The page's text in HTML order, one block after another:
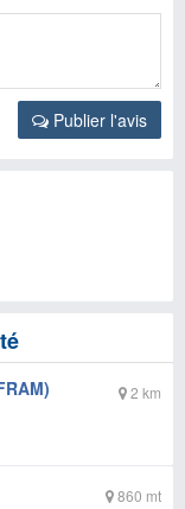
Publier l'avis
2 km
860 mt